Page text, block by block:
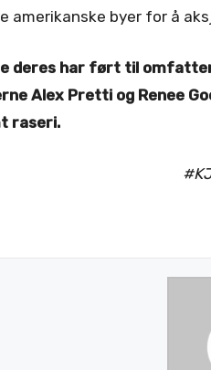
amerikanske byer for å
deres har ført til
Alex Pretti og Renee
raseri.